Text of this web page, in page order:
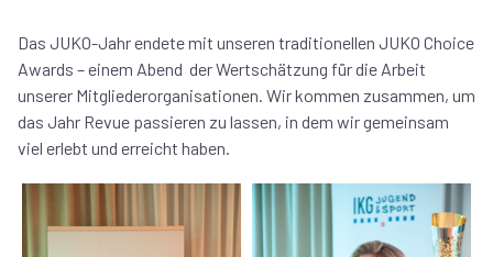
Das JUKO-Jahr endete mit unseren traditionellen JUKO Choice
Awards – einem Abend der Wertschätzung für die Arbeit
unserer Mitgliederorganisationen. Wir kommen zusammen, um
das Jahr Revue passieren zu lassen, in dem wir gemeinsam
viel erlebt und erreicht haben.